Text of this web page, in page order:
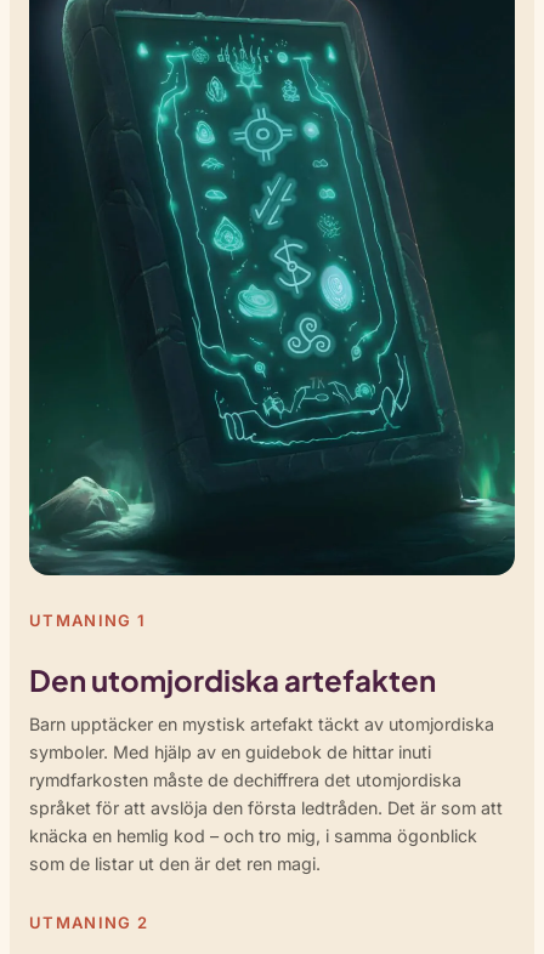
UTMANING 1
Den utomjordiska artefakten
Barn upptäcker en mystisk artefakt täckt av utomjordiska
symboler. Med hjälp av en guidebok de hittar inuti
rymdfarkosten måste de dechiffrera det utomjordiska
språket för att avslöja den första ledtråden. Det är som att
knäcka en hemlig kod – och tro mig, i samma ögonblick
som de listar ut den är det ren magi.
UTMANING 2